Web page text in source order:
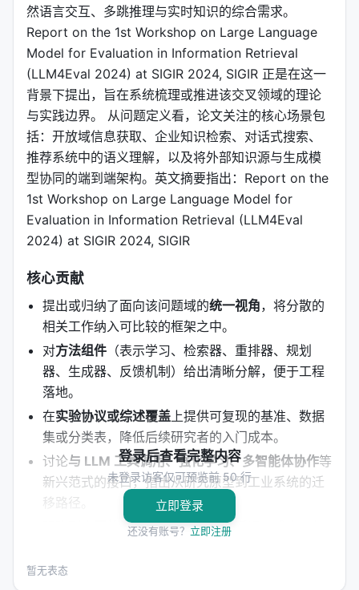
然语言交互、多跳推理与实时知识的综合需求。
Report on the 1st Workshop on Large Language
Model for Evaluation in Information Retrieval
(LLM4Eval 2024) at SIGIR 2024, SIGIR 正是在这一
背景下提出，旨在系统梳理或推进该交叉领域的理论
与实践边界。 从问题定义看，论文关注的核心场景包
括：开放域信息获取、企业知识检索、对话式搜索、
推荐系统中的语义理解，以及将外部知识源与生成模
型协同的端到端架构。英文摘要指出：Report on the
1st Workshop on Large Language Model for
Evaluation in Information Retrieval (LLM4Eval
2024) at SIGIR 2024, SIGIR
核心贡献
提出或归纳了面向该问题域的统一视角，将分散的
相关工作纳入可比较的框架之中。
对方法组件 （表示学习、检索器、重排器、规划
器、生成器、反馈机制）给出清晰分解，便于工程
落地。
在实验协议或综述覆盖上提供可复现的基准、数据
集或分类表，降低后续研究者的入门成本。
讨论与 LLM 工具调用、强化学习、多智能体协作等
新兴范式的接口，指出从研究原型到工业系统的迁
移路径。
开放问题：评测可信度、延迟与成本、幻
登录后查看完整内容
未登录访客仅可预览前 50 行
立即登录
还没有账号？ 立即注册
暂无表态